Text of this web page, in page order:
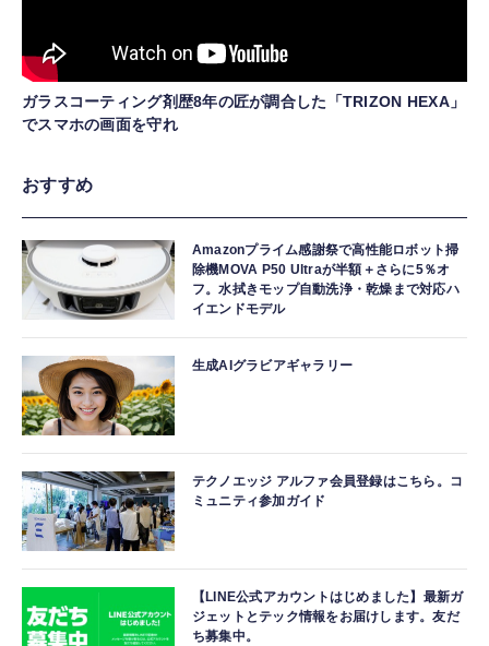
ガラスコーティング剤歴8年の匠が調合した「TRIZON HEXA」
でスマホの画面を守れ
おすすめ
Amazonプライム感謝祭で高性能ロボット掃
除機MOVA P50 Ultraが半額＋さらに5％オ
フ。水拭きモップ自動洗浄・乾燥まで対応ハ
イエンドモデル
生成AIグラビアギャラリー
テクノエッジ アルファ会員登録はこちら。コ
ミュニティ参加ガイド
【LINE公式アカウントはじめました】最新ガ
ジェットとテック情報をお届けします。友だ
ち募集中。